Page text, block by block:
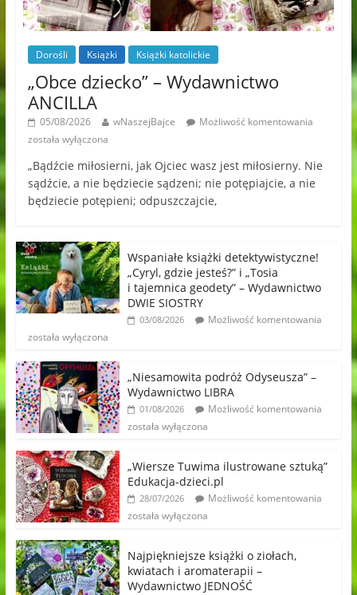
Dorośli Książki Książki katolickie
„Obce dziecko” – Wydawnictwo
ANCILLA
05/08/2026 wNaszejBajce
Możliwość komentowania
została wyłączona
„Bądźcie miłosierni, jak Ojciec wasz jest miłosierny. Nie
sądźcie, a nie będziecie sądzeni; nie potępiajcie, a nie
będziecie potępieni; odpuszczajcie,
Wspaniałe książki detektywistyczne!
„Cyryl, gdzie jesteś?” i „Tosia
i tajemnica geodety” – Wydawnictwo
DWIE SIOSTRY
03/08/2026
Możliwość komentowania
została wyłączona
„Niesamowita podróż Odyseusza” –
Wydawnictwo LIBRA
01/08/2026
Możliwość komentowania
została wyłączona
„Wiersze Tuwima ilustrowane sztuką”
Edukacja-dzieci.pl
28/07/2026
Możliwość komentowania
została wyłączona
Najpiękniejsze książki o ziołach,
kwiatach i aromaterapii –
Wydawnictwo JEDNOŚĆ